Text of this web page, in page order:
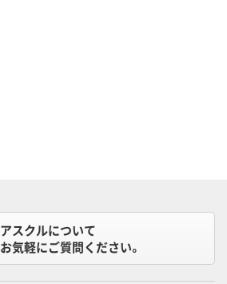
アスクルについて
お気軽にご質問ください。